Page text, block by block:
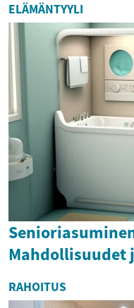
ELÄMÄNTYYLI
Mahdollisuudet
RAHOITUS